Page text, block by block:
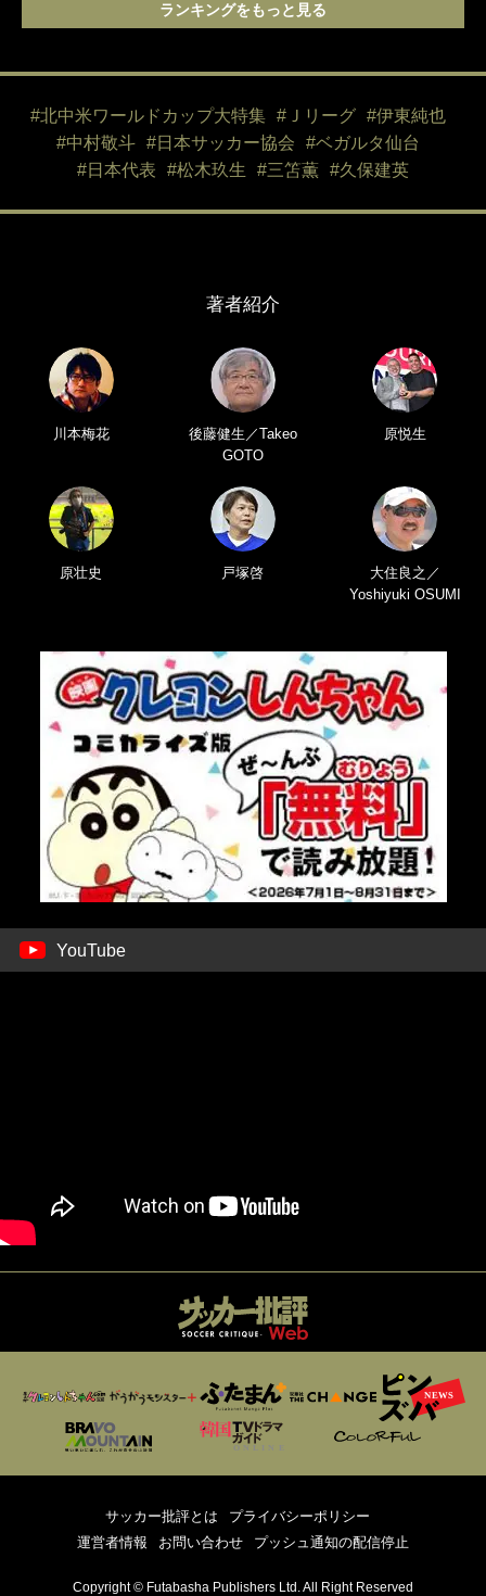
ランキングをもっと見る
#北中米ワールドカップ大特集 #Ｊリーグ
#伊東純也
#中村敬斗
#日本サッカー協会
#ベガルタ仙台
#日本代表
#松木玖生 #三笘薫 #久保建英
著者紹介
川本梅花
後藤健生／Takeo
GOTO
原悦生
原壮史 戸塚啓
大住良之／
Yoshiyuki OSUMI
YouTube
サッカー批評とは
プライバシーポリシー
運営者情報
お問い合わせ プッシュ通知の配信停止
Copyright © Futabasha Publishers Ltd. All Right Reserved